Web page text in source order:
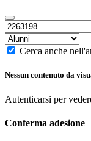
Cerca anche
Nessun contenuto da
Autenticarsi per
Conferma adesione